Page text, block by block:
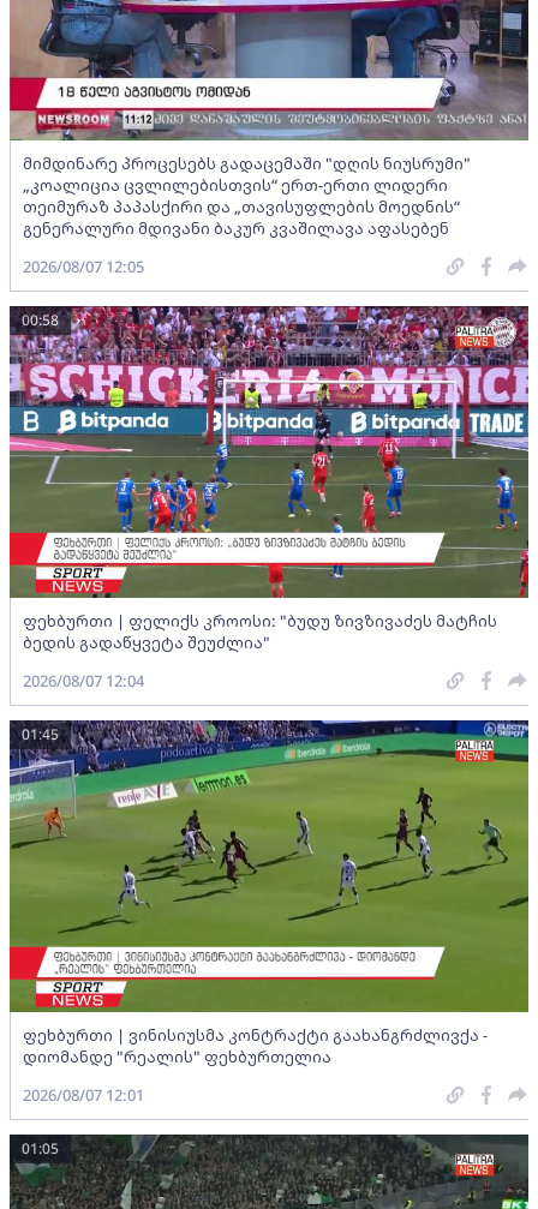
მიმდინარე პროცესებს გადაცემაში "დღის ნიუსრუმი"
„კოალიცია ცვლილებისთვის“ ერთ-ერთი ლიდერი
თეიმურაზ პაპასქირი და „თავისუფლების მოედნის“
გენერალური მდივანი ბაკურ კვაშილავა აფასებენ
2026/08/07 12:05
ფეხბურთი | ფელიქს კროოსი: "ბუდუ ზივზივაძეს მატჩის
ბედის გადაწყვეტა შეუძლია"
00:58
2026/08/07 12:04
ფეხბურთი | ვინისიუსმა კონტრაქტი გაახანგრძლივქა -
დიომანდე "რეალის" ფეხბურთელია
01:45
2026/08/07 12:01
01:05